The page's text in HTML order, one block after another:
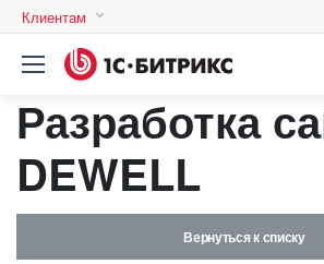
Клиентам
Авторизация
Пароль
Разработка
DEWELL
Вернуться к списку